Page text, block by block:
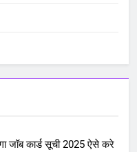
जॉब कार्ड सूची 2025 ऐसे करे